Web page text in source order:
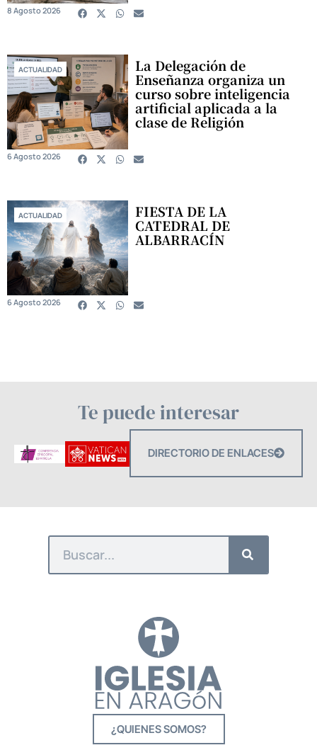
8 Agosto 2026
ACTUALIDAD La Delegación de
Enseñanza organiza un
curso sobre inteligencia
artificial aplicada a la
clase de Religión
6 Agosto 2026
ACTUALIDAD FIESTA DE LA
CATEDRAL DE
ALBARRACÍN
6 Agosto 2026
Te puede interesar
DIRECTORIO DE ENLACES
¿QUIENES SOMOS?